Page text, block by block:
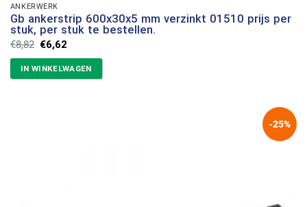
ANKERWERK
Gb ankerstrip 600x30x5 mm verzinkt 01510 prijs per
stuk, per stuk te bestellen.
€8,82 Oorspronkelijke
prijs
was:
€8,82.
€6,62
is:
€6,62.
IN WINKELWAGEN
-25%